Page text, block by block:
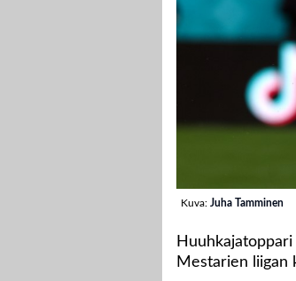
Kuva: Juha Tamminen
Huuhkajatoppari
Mestarien liigan